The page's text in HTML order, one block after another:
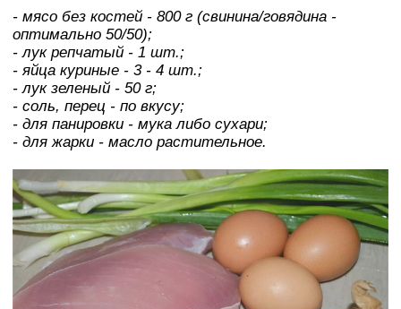
- мясо без костей - 800 г (свинина/говядина -
оптимально 50/50);
- лук репчатый - 1 шт.;
- яйца куриные - 3 - 4 шт.;
- лук зеленый - 50 г;
- соль, перец - по вкусу;
- для панировки - мука либо сухари;
- для жарки - масло растительное.